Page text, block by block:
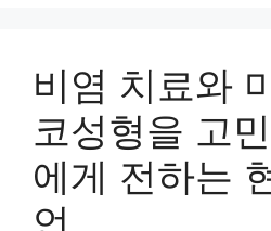
비염 치료와
코성형을 고
에게 전하는
언